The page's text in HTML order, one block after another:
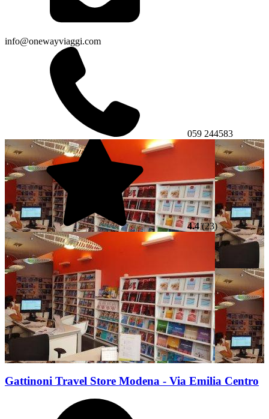
info@onewayviaggi.com
059 244583
4.4(23)
Gattinoni Travel Store Modena - Via Emilia Centro